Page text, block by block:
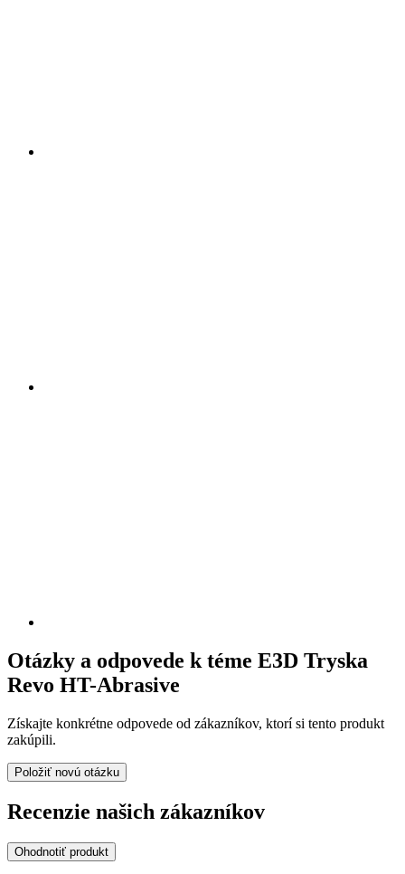
Otázky a odpovede k téme E3D Tryska
Revo HT-Abrasive
Získajte konkrétne odpovede od zákazníkov, ktorí si tento produkt
zakúpili.
Položiť novú otázku
Recenzie našich zákazníkov
Ohodnotiť produkt